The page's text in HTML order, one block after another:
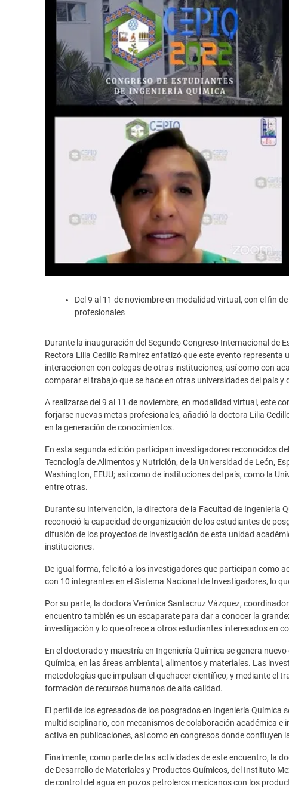
Del 9 al 11 de noviembre en modalidad virtual, con el fin
profesionales
Durante la inauguración del Segundo Congreso Internacional de
Rectora Lilia Cedillo Ramírez enfatizó que este evento
interaccionen con colegas de otras instituciones, así como con
comparar el trabajo que se hace en otras universidades del país y
A realizarse del 9 al 11 de noviembre, en modalidad virtual, este
forjarse nuevas metas profesionales, añadió la doctora Lilia
en la generación de conocimientos.
En esta segunda edición participan investigadores reconocidos
Tecnología de Alimentos y Nutrición, de la Universidad de León,
Washington, EEUU; así como de instituciones del país, como la
entre otras.
Durante su intervención, la directora de la Facultad de Ingeniería
reconoció la capacidad de organización de los estudiantes de
difusión de los proyectos de investigación de esta unidad
instituciones.
De igual forma, felicitó a los investigadores que participan como
con 10 integrantes en el Sistema Nacional de Investigadores, lo
Por su parte, la doctora Verónica Santacruz Vázquez,
encuentro también es un escaparate para dar a conocer la
investigación y lo que ofrece a otros estudiantes interesados en
En el doctorado y maestría en Ingeniería Química se genera
Química, en las áreas ambiental, alimentos y materiales. Las
metodologías que impulsan el quehacer científico; y mediante el
formación de recursos humanos de alta calidad.
El perfil de los egresados de los posgrados en Ingeniería Química
multidisciplinario, con mecanismos de colaboración académica
activa en publicaciones, así como en congresos donde confluyen
Finalmente, como parte de las actividades de este encuentro, la
de Desarrollo de Materiales y Productos Químicos, del Instituto
de control del agua en pozos petroleros mexicanos con los